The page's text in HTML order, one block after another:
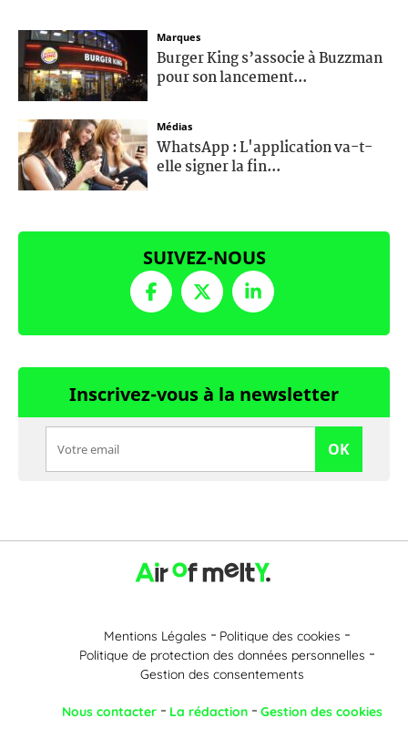
Marques
Burger King s’associe à Buzzman
pour son lancement...
Médias
WhatsApp : L'application va-t-
elle signer la fin...
SUIVEZ-NOUS
Inscrivez-vous à la newsletter
OK
Mentions Légales
Politique des cookies
Politique de protection des données personnelles
Gestion des consentements
Nous contacter La rédaction Gestion des cookies